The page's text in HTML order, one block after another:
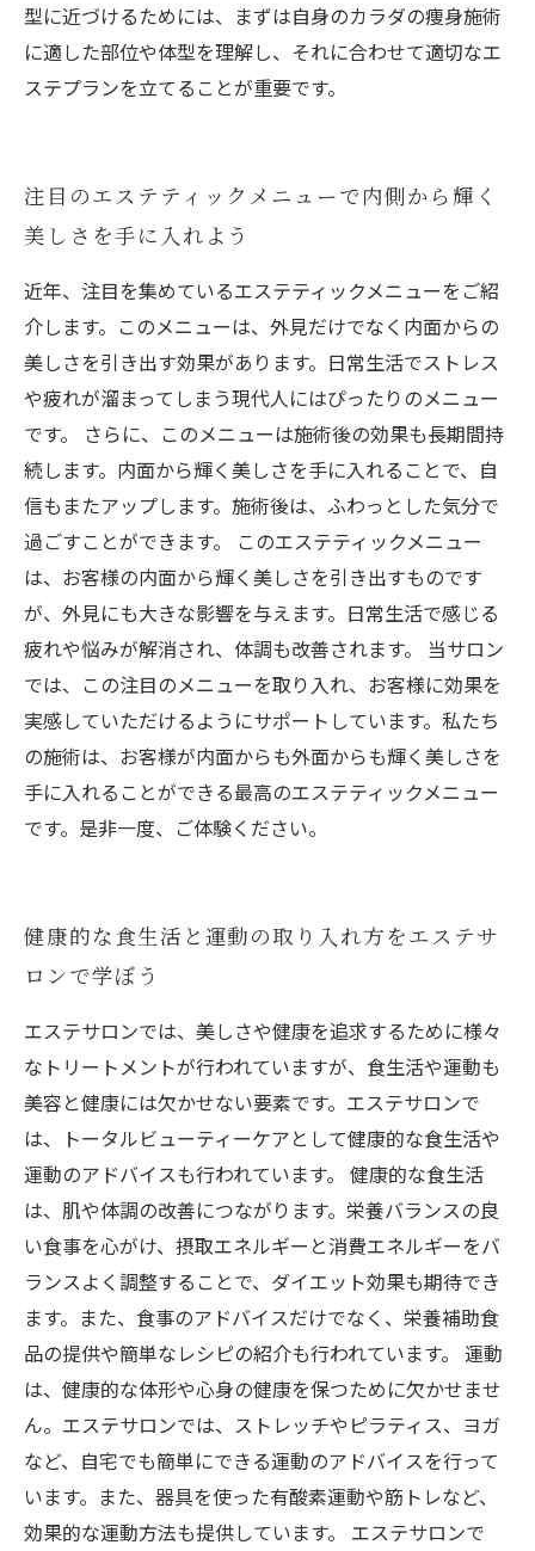
型に近づけるためには、まずは自身のカラダの痩身施術
に適した部位や体型を理解し、それに合わせて適切なエ
ステプランを立てることが重要です。
注目のエステティックメニューで内側から輝く
美しさを手に入れよう
近年、注目を集めているエステティックメニューをご紹
介します。このメニューは、外見だけでなく内面からの
美しさを引き出す効果があります。日常生活でストレス
や疲れが溜まってしまう現代人にはぴったりのメニュー
です。 さらに、このメニューは施術後の効果も長期間持
続します。内面から輝く美しさを手に入れることで、自
信もまたアップします。施術後は、ふわっとした気分で
過ごすことができます。 このエステティックメニュー
は、お客様の内面から輝く美しさを引き出すものです
が、外見にも大きな影響を与えます。日常生活で感じる
疲れや悩みが解消され、体調も改善されます。 当サロン
では、この注目のメニューを取り入れ、お客様に効果を
実感していただけるようにサポートしています。私たち
の施術は、お客様が内面からも外面からも輝く美しさを
手に入れることができる最高のエステティックメニュー
です。是非一度、ご体験ください。
健康的な食生活と運動の取り入れ方をエステサ
ロンで学ぼう
エステサロンでは、美しさや健康を追求するために様々
なトリートメントが行われていますが、食生活や運動も
美容と健康には欠かせない要素です。エステサロンで
は、トータルビューティーケアとして健康的な食生活や
運動のアドバイスも行われています。 健康的な食生活
は、肌や体調の改善につながります。栄養バランスの良
い食事を心がけ、摂取エネルギーと消費エネルギーをバ
ランスよく調整することで、ダイエット効果も期待でき
ます。また、食事のアドバイスだけでなく、栄養補助食
品の提供や簡単なレシピの紹介も行われています。 運動
は、健康的な体形や心身の健康を保つために欠かせませ
ん。エステサロンでは、ストレッチやピラティス、ヨガ
など、自宅でも簡単にできる運動のアドバイスを行って
います。また、器具を使った有酸素運動や筋トレなど、
効果的な運動方法も提供しています。 エステサロンで